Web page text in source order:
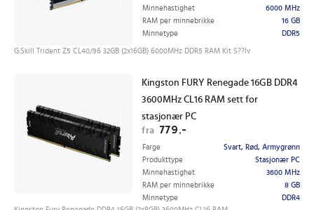
Minnehastighet
6000 MHz
RAM per minnebrikke
16 GB
Minnetype
DDR5
G.Skill Trident Z5 CL40/96 32GB (2x16GB) 6000MHz DDR5 RAM Kit S??lv
Kingston FURY Renegade 16GB DDR4
3600MHz CL16 RAM sett for
stasjonær PC
fra 779,-
Farge
Svart, Rød, Armygrønn
Produkttype
Stasjonær PC
Minnehastighet
3600 MHz
RAM per minnebrikke
8 GB
Minnetype
DDR4